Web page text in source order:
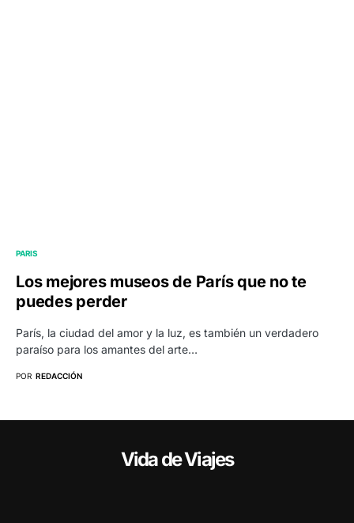
PARIS
Los mejores museos de París que no te
puedes perder
París, la ciudad del amor y la luz, es también un verdadero
paraíso para los amantes del arte…
POR REDACCIÓN
Vida de Viajes